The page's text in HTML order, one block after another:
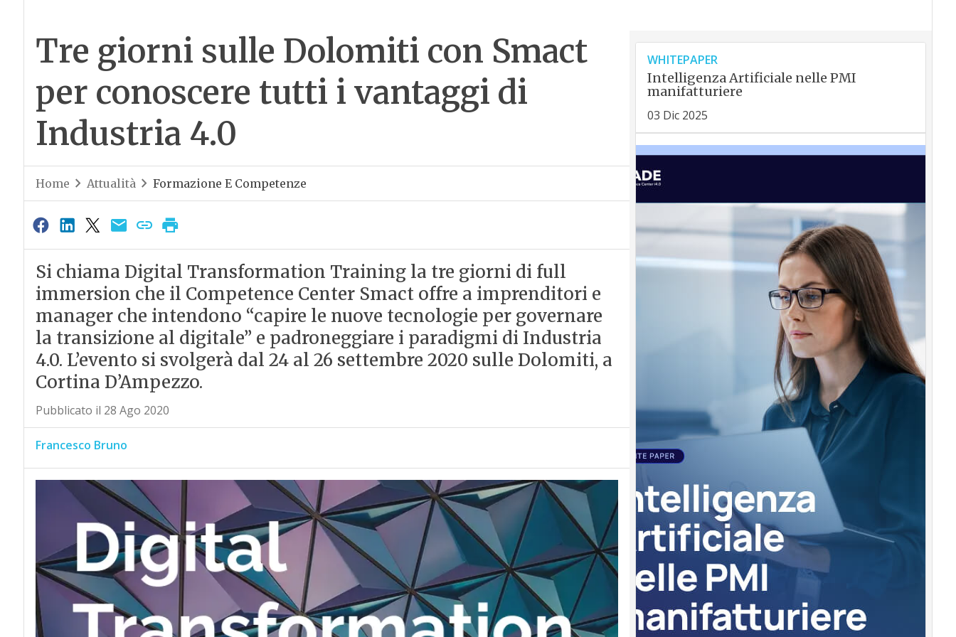
Tre giorni sulle Dolomiti con Smact
per conoscere tutti i vantaggi di
Industria 4.0
Home Attualità Formazione E Competenze
Si chiama Digital Transformation Training la tre giorni di full
immersion che il Competence Center Smact offre a imprenditori e
manager che intendono “capire le nuove tecnologie per governare
la transizione al digitale” e padroneggiare i paradigmi di Industria
4.0. L’evento si svolgerà dal 24 al 26 settembre 2020 sulle Dolomiti, a
Cortina D’Ampezzo.
Pubblicato il 28 Ago 2020
Francesco Bruno
WHITEPAPER
Intelligenza Artificiale nelle PMI
manifatturiere
03 Dic 2025